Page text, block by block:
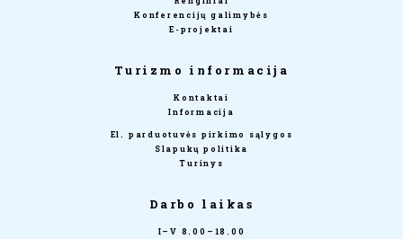
Konferencijų galimybės
E-projektai
Turizmo informacija
Kontaktai
Informacija
El. parduotuvės pirkimo sąlygos
Slapukų politika
Turinys
Darbo laikas
I–V 8.00–18.00